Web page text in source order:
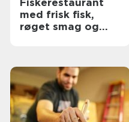
Fiskerestaurant
med frisk fisk,
røget smag og